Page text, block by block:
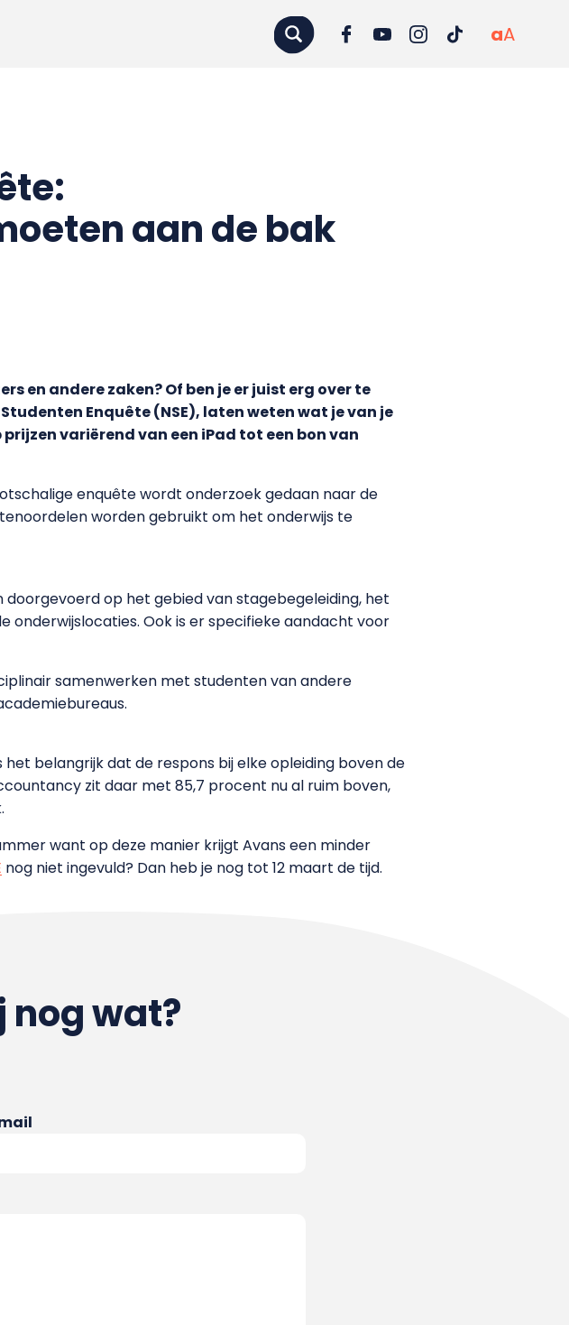
aA
aan de bak
en andere zaken? Of ben je er juist erg over te
Enquête (NSE), laten weten wat je van je
variërend van een iPad tot een bon van
enquête wordt onderzoek gedaan naar de
worden gebruikt om het onderwijs te
doorgevoerd op het gebied van stagebegeleiding, het
Ook is er specifieke aandacht voor
samenwerken met studenten van andere
belangrijk dat de respons bij elke opleiding boven de
zit daar met 85,7 procent nu al ruim boven,
want op deze manier krijgt Avans een minder
nog niet ingevuld? Dan heb je nog tot 12 maart de tijd.
nog wat?